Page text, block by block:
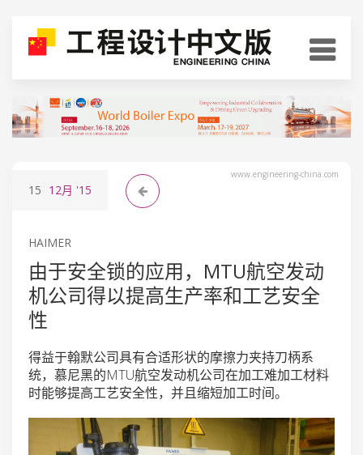
www.engineering-china.com
15 12月 '15
HAIMER
由于安全锁的应用，MTU航空发动
机公司得以提高生产率和工艺安全
性
得益于翰默公司具有合适形状的摩擦力夹持刀柄系
统，慕尼黑的MTU航空发动机公司在加工难加工材料
时能够提高工艺安全性，并且缩短加工时间。